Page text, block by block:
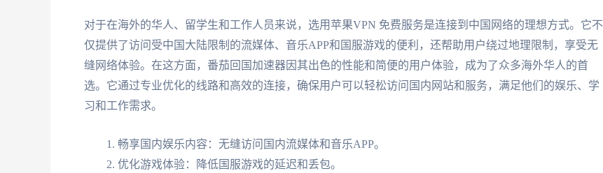
对于在海外的华人、留学生和工作人员来说，选用苹果VPN 免费服务是连接到中国网络的理想方式。它不
仅提供了访问受中国大陆限制的流媒体、音乐APP和国服游戏的便利，还帮助用户绕过地理限制，享受无
缝网络体验。在这方面，番茄回国加速器因其出色的性能和简便的用户体验，成为了众多海外华人的首
选。它通过专业优化的线路和高效的连接，确保用户可以轻松访问国内网站和服务，满足他们的娱乐、学
习和工作需求。
畅享国内娱乐内容：无缝访问国内流媒体和音乐APP。
优化游戏体验：降低国服游戏的延迟和丢包。